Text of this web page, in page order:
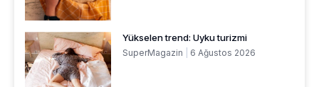
Yükselen trend: Uyku turizmi
SuperMagazin 6 Ağustos 2026